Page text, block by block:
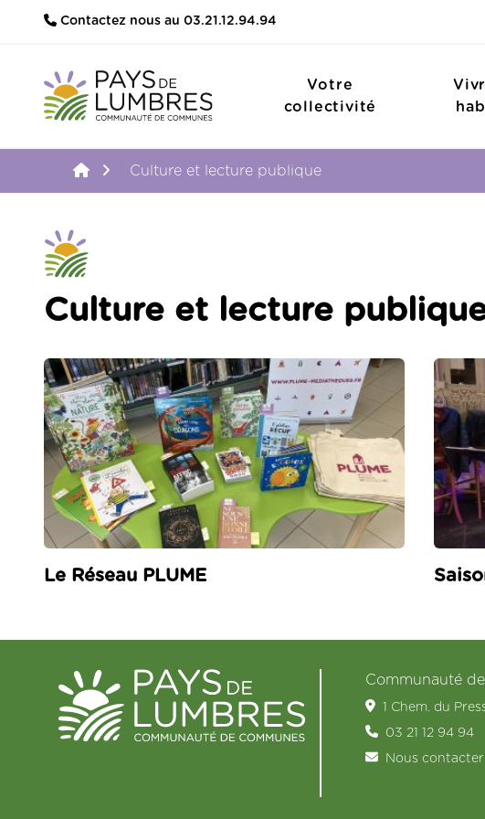
Contactez nous au 03.21.12.94.94
Votre
collectivité
Accueil
Culture et lecture publique
Culture et lecture
Le Réseau PLUME
Communauté
1 Chem. du
03 21 12 94 94
Nous contacter